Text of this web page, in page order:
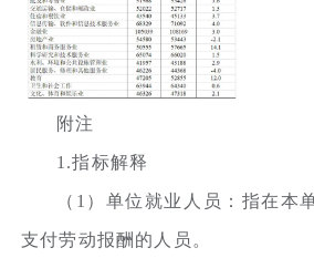
附注
1.指标解释
（1）单位就业人员：指在本
支付劳动报酬的人员。